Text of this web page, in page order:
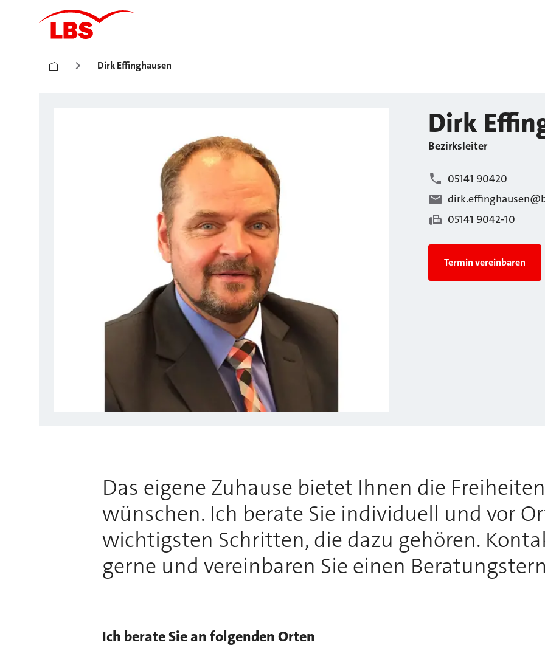
Dirk Effinghausen
Dirk
Bezirksleiter
05141 90420
05141 9042-10
Termin vereinbaren
Das eigene Zuhause bietet Ihnen die
wünschen. Ich berate Sie individuell und vor
wichtigsten Schritten, die dazu gehören.
gerne und vereinbaren Sie einen
Ich berate Sie an folgenden Orten